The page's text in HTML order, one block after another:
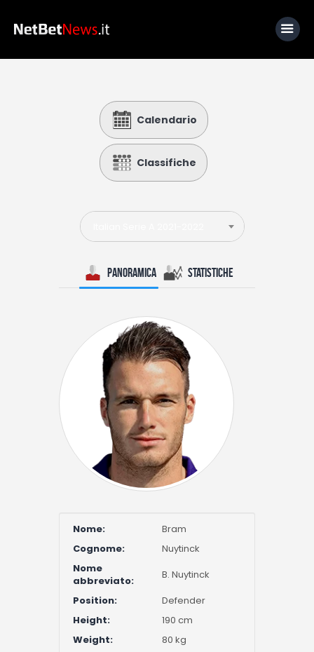
Calcio
Basket
Tennis
Lo Sapevi Che
I consigli di Giulia
Calendario
Classifiche
Panoramica Statistiche
Nome:
Bram
Cognome:
Nuytinck
Nome
abbreviato:
B. Nuytinck
Position:
Defender
Height:
190 cm
Weight:
80 kg